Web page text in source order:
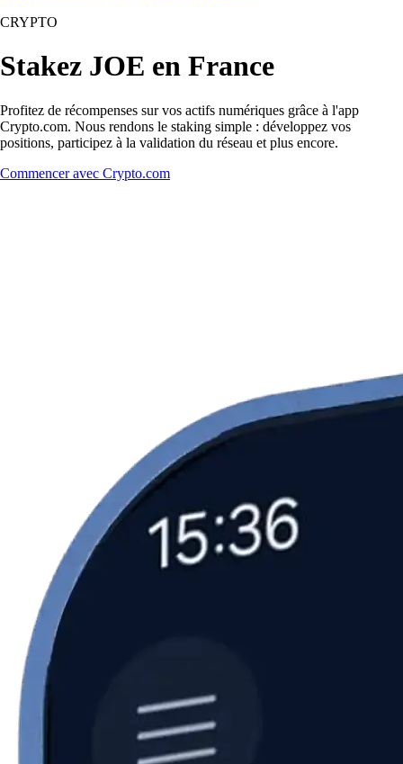
CRYPTO
Stakez JOE en France
Profitez de récompenses sur vos actifs numériques grâce à l'app
Crypto.com. Nous rendons le staking simple : développez vos
positions, participez à la validation du réseau et plus encore.
Commencer avec Crypto.com